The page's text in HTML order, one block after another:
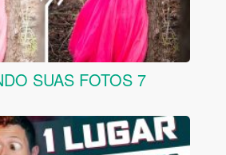
SUAS FOTOS 7